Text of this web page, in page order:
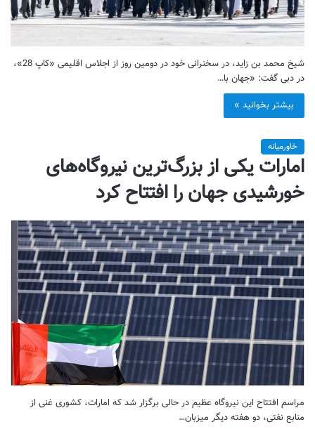
شیخ محمد بن زاید، در سخنرانی خود در دومین روز از اجلاس اقلیمی «کاپ 28»،
در دبی گفت: «جهان با…
بیشتر بخوانید »
خاورمیانه
امارات یکی از بزرگ‌ترین نیروگاه‌های
خورشیدی جهان را افتتاح کرد
مراسم افتتاح این نیروگاه عظیم در حالی برگزار شد که امارات، کشوری غنی از
منابع نفتی، دو هفته دیگر میزبان…